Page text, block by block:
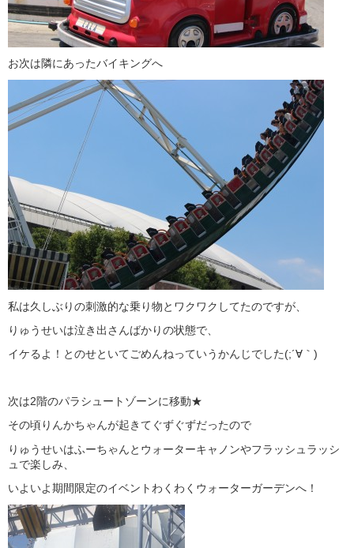
お次は隣にあったバイキングへ
私は久しぶりの刺激的な乗り物とワクワクしてたのですが、
りゅうせいは泣き出さんばかりの状態で、
イケるよ！とのせといてごめんねっていうかんじでした(;´∀｀)
次は2階のパラシュートゾーンに移動★
その頃りんかちゃんが起きてぐずぐずだったので
りゅうせいはふーちゃんとウォーターキャノンやフラッシュラッシ
ュで楽しみ、
いよいよ期間限定のイベントわくわくウォーターガーデンへ！